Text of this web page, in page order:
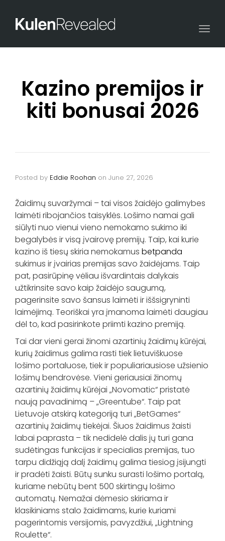
Kazino premijos ir
kiti bonusai 2026
Posted by Eddie Roohan on June 27, 2026
Žaidimų suvaržymai – tai visos žaidėjo galimybes
laimėti ribojančios taisyklės. Lošimo namai gali
siūlyti nuo vienui vieno nemokamo sukimo iki
begalybės ir visą įvairovę premijų. Taip, kai kurie
kazino iš tiesų skiria nemokamus betpanda
sukimus ir įvairias premijas savo žaidėjams. Taip
pat, pasirūpinę vėliau išvardintais dalykais
užtikrinsite savo kaip žaidėjo saugumą,
pagerinsite savo šansus laimėti ir iššsigryninti
laimėjimą. Teoriškai yra įmanoma laimėti daugiau
dėl to, kad pasirinkote priimti kazino premiją.
Tai dar vieni gerai žinomi azartinių žaidimų kūrėjai,
kurių žaidimus galima rasti tiek lietuviškuose
lošimo portaluose, tiek ir populiariausiose užsienio
lošimų bendrovėse. Vieni geriausiai žinomų
azartinių žaidimų kūrėjai „Novomatic“ pristatė
naują pavadinimą – „Greentube“. Taip pat
Lietuvoje atskirą kategoriją turi „BetGames“
azartinių žaidimų tiekėjai. Šiuos žaidimus žaisti
labai paprasta – tik nedidelė dalis jų turi gana
sudėtingas funkcijas ir specialias premijas, tuo
tarpu didžiąją dalį žaidimų galima tiesiog įsijungti
ir pradėti žaisti. Būtų sunku surasti lošimo portalą,
kuriame nebūtų bent 500 skirtingų lošimo
automatų. Nemažai dėmesio skiriama ir
klasikiniams stalo žaidimams, kurie kuriami
pagerintomis versijomis, pavyzdžiui, „Lightning
Roulette“.